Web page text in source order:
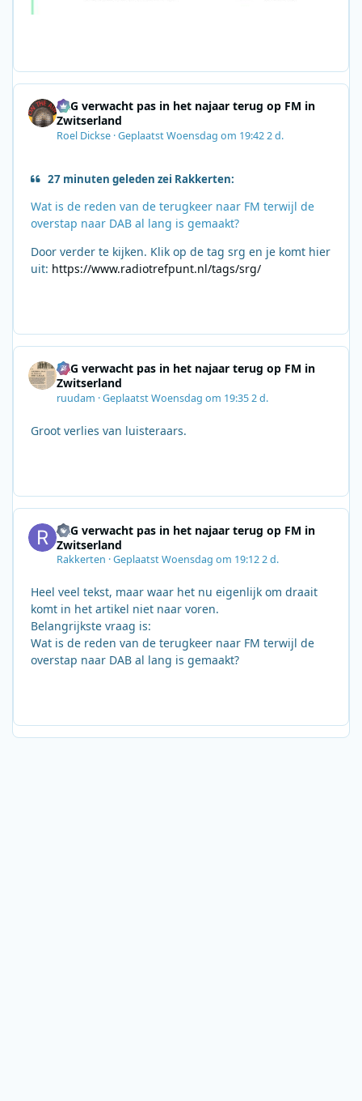
SRG verwacht pas in het najaar terug op FM in
Zwitserland
Roel Dickse ·GeplaatstWoensdag om 19:422 d.
27 minuten geleden zei Rakkerten:
Wat is de reden van de terugkeer naar FM terwijl de
overstap naar DAB al lang is gemaakt?
Door verder te kijken. Klik op de tag srg en je komt hier
uit: https://www.radiotrefpunt.nl/tags/srg/
SRG verwacht pas in het najaar terug op FM in
Zwitserland
ruudam ·GeplaatstWoensdag om 19:352 d.
Groot verlies van luisteraars.
SRG verwacht pas in het najaar terug op FM in
Zwitserland
Rakkerten ·GeplaatstWoensdag om 19:122 d.
Heel veel tekst, maar waar het nu eigenlijk om draait
komt in het artikel niet naar voren.
Belangrijkste vraag is:
Wat is de reden van de terugkeer naar FM terwijl de
overstap naar DAB al lang is gemaakt?